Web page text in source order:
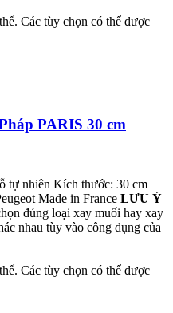
Các tùy chọn có thể được
PARIS 30 cm
tự nhiên Kích thước: 30 cm
Made in France LƯU Ý
đúng loại xay muối hay xay
nhau tùy vào công dụng của
Các tùy chọn có thể được